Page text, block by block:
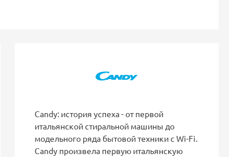
Candy: история успеха - от первой
итальянской стиральной машины до
модельного ряда бытовой техники с Wi-Fi.
Candy произвела первую итальянскую